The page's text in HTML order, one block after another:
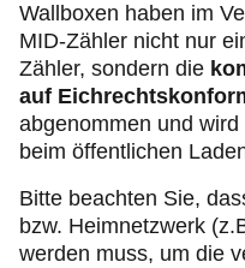
Wallboxen haben im
MID-Zähler nicht nur
Zähler, sondern die
auf
abgenommen und
beim öffentlichen
Bitte beachten Sie,
bzw. Heimnetzwerk
werden muss, um die